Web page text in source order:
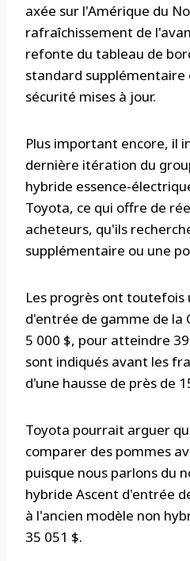
axée sur l'Amérique du
rafraîchissement de
refonte du tableau de
standard supplémentaire
sécurité mises à jour.
Plus important encore, il
dernière itération du
hybride essence-
Toyota, ce qui offre de
acheteurs, qu'ils
supplémentaire ou une
Les progrès ont toutefois
d'entrée de gamme de la
5 000 $, pour atteindre
sont indiqués avant les
d'une hausse de près de
Toyota pourrait arguer
comparer des pommes
puisque nous parlons du
hybride Ascent d'entrée
à l'ancien modèle non
35 051 $.